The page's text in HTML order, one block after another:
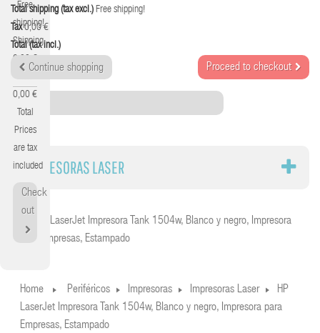
Free
shipping!
Shipping
0,00 €
0,00 €
Total
Prices
are tax
included
Check
out
Total shipping (tax excl.) Free shipping!
Tax 0,00 €
Total (tax incl.)
Continue shopping Proceed to checkout
Category
IMPRESORAS LASER
Home
HP LaserJet Impresora Tank 1504w, Blanco y negro, Impresora
para Empresas, Estampado
Home Periféricos Impresoras Impresoras Laser
HP
LaserJet Impresora Tank 1504w, Blanco y negro, Impresora para
Empresas, Estampado